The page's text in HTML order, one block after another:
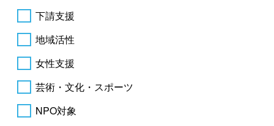
下請支援
地域活性
女性支援
芸術・文化・スポーツ
NPO対象